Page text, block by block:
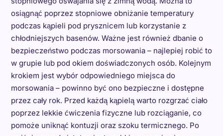
osiągnąć poprzez stopniowe obniżanie temperatury
podczas kąpieli pod prysznicem lub korzystanie z
chłodniejszych basenów. Ważne jest również dbanie o
bezpieczeństwo podczas morsowania – najlepiej robić to
w grupie lub pod okiem doświadczonych osób. Kolejnym
krokiem jest wybór odpowiedniego miejsca do
morsowania – powinno być ono bezpieczne i dostępne
przez cały rok. Przed każdą kąpielą warto rozgrzać ciało
poprzez lekkie ćwiczenia fizyczne lub rozciąganie, co
pomoże uniknąć kontuzji oraz szoku termicznego. Po